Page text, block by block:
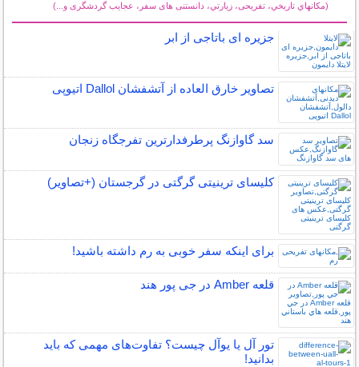
(مكانهاي تاريخي، تفریحی، زيارتي، دانستنی های سفر، عجایب گردشگری و...)
جزیره ای باتاجی از ابر
تصاویر خارق العاده از آتشفشان Dallol اتیوپی
سد گاوازنگ پرطرفدارترین تفرجگاه زنجان
کلیسای ترینیتی گرگتی در گرجستان (+تصاویر)
برای اینکه سفر خوبی به رم داشته باشید!
قلعه Amber در جی پور هند
تور آل یا یوآل چیست؟ تفاوت‌های مهمی که باید
بدانید!